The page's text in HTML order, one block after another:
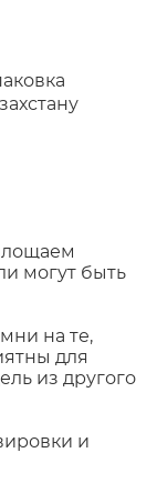
могут быть
на те,
для
из другого
и